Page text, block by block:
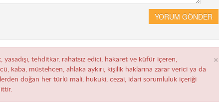
YORUM GÖNDER
×
tehditkar, rahatsız edici, hakaret ve küfür içeren,
kaba, müstehcen, ahlaka aykırı, kişilik haklarına zarar verici ya da
doğan her türlü mali, hukuki, cezai, idari sorumluluk içeriği